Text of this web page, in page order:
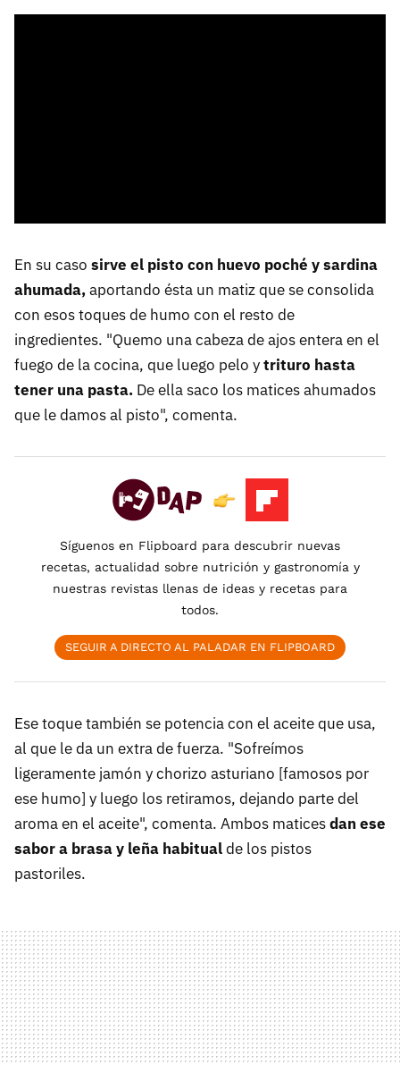
En su caso sirve el pisto con huevo poché y sardina
ahumada,aportando ésta un matiz que se consolida
con esos toques de humo con el resto de
ingredientes. "Quemo una cabeza de ajos entera en el
fuego de la cocina, que luego pelo ytrituro hasta
tener una pasta. De ella saco los matices ahumados
que le damos al pisto", comenta.
Síguenos en Flipboard para descubrir nuevas
recetas, actualidad sobre nutrición y gastronomía y
nuestras revistas llenas de ideas y recetas para
todos.
SEGUIR A DIRECTO AL PALADAR EN FLIPBOARD
Ese toque también se potencia con el aceite que usa,
al que le da un extra de fuerza. "Sofreímos
ligeramente jamón y chorizo asturiano [famosos por
ese humo] y luego los retiramos, dejando parte del
aroma en el aceite", comenta. Ambos maticesdan ese
sabor a brasa y leña habitualde los pistos
pastoriles.